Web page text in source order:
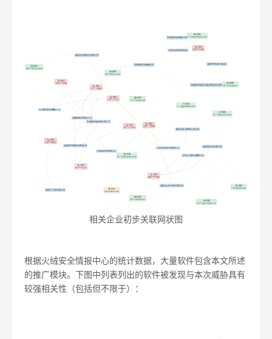
相关企业初步关联网状图
根据火绒安全情报中心的统计数据，大量软件包含本文所述
的推广模块。下图中列表列出的软件被发现与本次威胁具有
较强相关性（包括但不限于）：